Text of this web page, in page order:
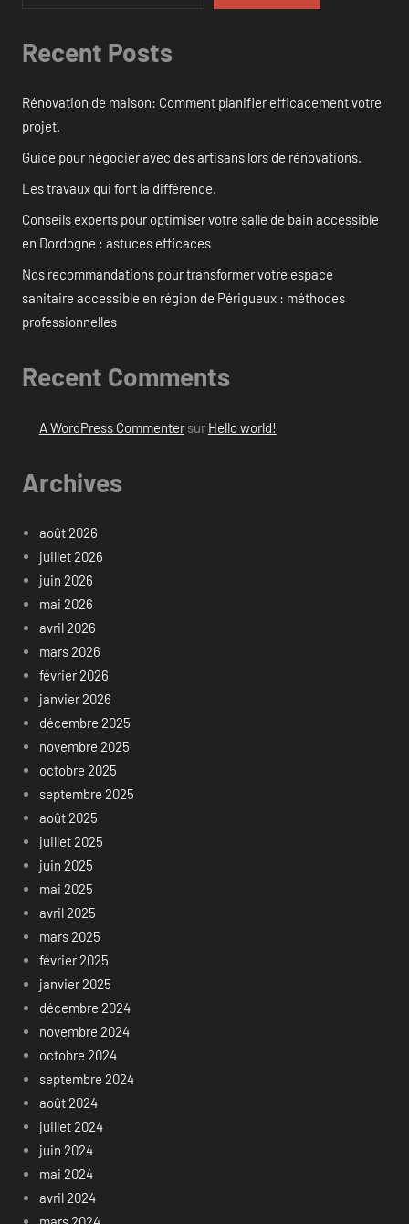
Recent Posts
Rénovation de maison: Comment planifier efficacement votre
projet.
Guide pour négocier avec des artisans lors de rénovations.
Les travaux qui font la différence.
Conseils experts pour optimiser votre salle de bain accessible
en Dordogne : astuces efficaces
Nos recommandations pour transformer votre espace
sanitaire accessible en région de Périgueux : méthodes
professionnelles
Recent Comments
A WordPress Commentersur Hello world!
Archives
août 2026
juillet 2026
juin 2026
mai 2026
avril 2026
mars 2026
février 2026
janvier 2026
décembre 2025
novembre 2025
octobre 2025
septembre 2025
août 2025
juillet 2025
juin 2025
mai 2025
avril 2025
mars 2025
février 2025
janvier 2025
décembre 2024
novembre 2024
octobre 2024
septembre 2024
août 2024
juillet 2024
juin 2024
mai 2024
avril 2024